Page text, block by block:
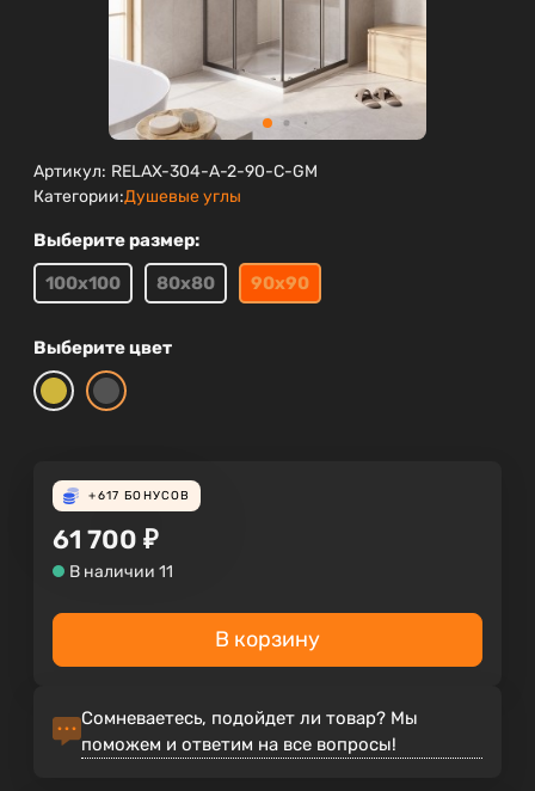
Артикул: RELAX-304-A-2-90-C-GM
Категории:Душевые углы
Выберите размер:
100х100
80х80 90х90
Выберите цвет
+617 БОНУСОВ
61 700 ₽
В наличии 11
В корзину
Сомневаетесь, подойдет ли товар? Мы
поможем и ответим на все вопросы!